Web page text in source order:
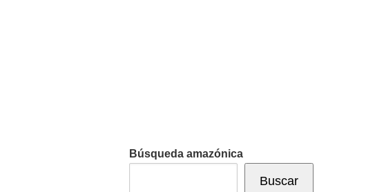
Búsqueda amazónica
Buscar